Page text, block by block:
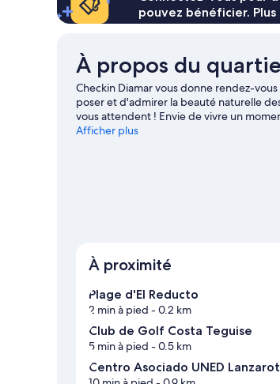
Chambre
pouvez bénéficier. Plus
À propos du
Checkin Diamar vous donne rendez-
poser et d'admirer la beauté naturelle
vous attendent ! Envie de vivre un
Deportiva de Lanzarote et Complexe
Afficher plus
À proximité
Plage d'El Reducto
2 min à pied - 0.2 km
Club de Golf Costa Teguise
5 min à pied - 0.5 km
Centro Asociado UNED